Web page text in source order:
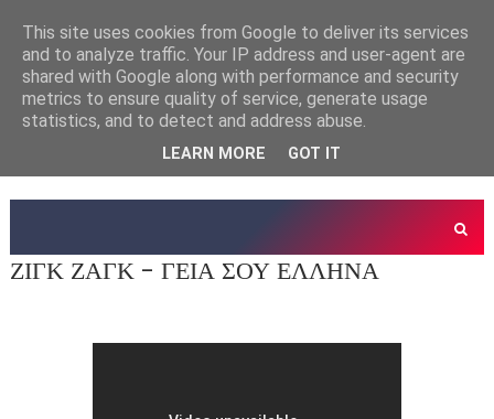
ΖΙΓΚ ΖΑΓΚ - ΓΕΙΑ ΣΟΥ ΕΛΛΗΝΑ
This site uses cookies from Google to deliver its services
and to analyze traffic. Your IP address and user-agent are
shared with Google along with performance and security
metrics to ensure quality of service, generate usage
statistics, and to detect and address abuse.
LEARN MORE GOT IT